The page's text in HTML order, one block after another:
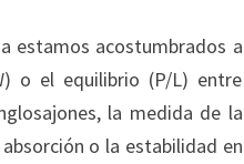
estamos acostumbrados a
o el equilibrio (P/L) entre
la medida de la
o la estabilidad en